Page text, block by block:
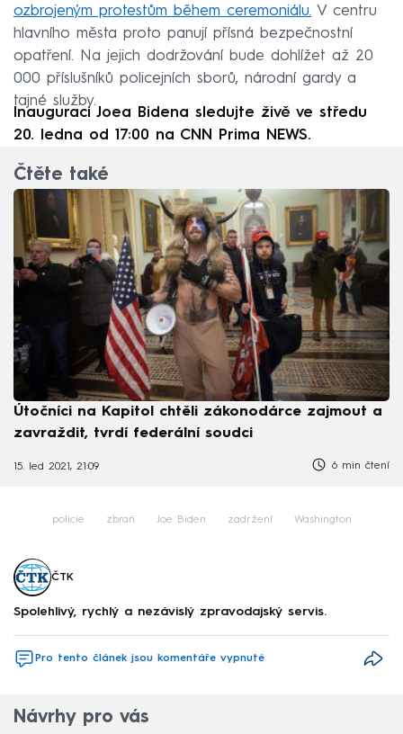
ozbrojeným protestům během ceremoniálu. V centru
hlavního města proto panují přísná bezpečnostní
opatření. Na jejich dodržování bude dohlížet až 20
000 příslušníků policejních sborů, národní gardy a
tajné služby.
nauguraci Joea Bidena sledujte živě ve středu
20. ledna od 17:00 na CNN Prima NEWS.
Čtěte také
Útočníci na Kapitol chtěli zákonodárce zajmout a
zavraždit, tvrdí federální soudci
15. led 2021, 21:09 6 min čtení
policie zbraň Joe Biden zadržení Washington
ČTK
Spolehlivý, rychlý a nezávislý zpravodajský servis.
Pro tento článek jsou komentáře vypnuté
Návrhy pro vás